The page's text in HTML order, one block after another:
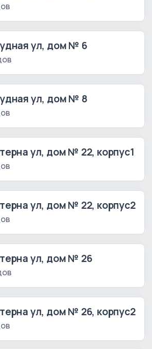
ул, дом № 6
ул, дом № 8
ул, дом № 22, корпус1
ул, дом № 22, корпус2
ул, дом № 26
ул, дом № 26, корпус2